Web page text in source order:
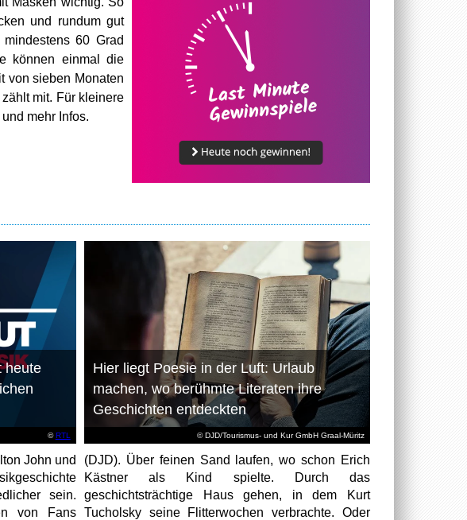
und rundum gut
60 Grad
können einmal die
von sieben Monaten
mit. Für kleinere
mehr Infos.
©RTL
heute
John und
sein.
von Fans
© DJD/Tourismus- und Kur GmbH Graal-Müritz
Hier liegt Poesie in der Luft: Urlaub
machen, wo berühmte Literaten ihre
Geschichten entdeckten
(DJD). Über feinen Sand laufen, wo schon Erich
Kästner als Kind spielte. Durch das
geschichtsträchtige Haus gehen, in dem Kurt
Tucholsky seine Flitterwochen verbrachte. Oder